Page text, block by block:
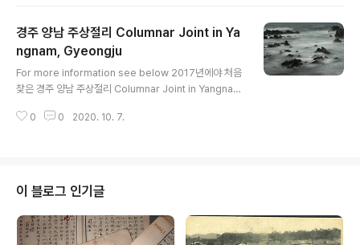
ge is called the Manubri Bodhisattva. But it look
s close to the Tathagata. So it is not clear wheth
er the image belong to the former or the..
경주 양남 주상절리 Columnar Joint in Ya
ngnam, Gyeongju
For more information see below 2017년에야 처음
찾은 경주 양남 주상절리 Columnar Joint in Yangnam,
olumnar Joint in Yangnam, Gyeongju 뻔질나게 들
거니 historylibrary.net
0 0 2020. 10. 7.
이 블로그 인기글